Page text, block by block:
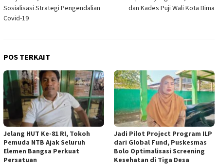
Sosialisasi Strategi Pengendalian
Covid-19
dan Kades Puji Wali Kota Bima
POS TERKAIT
Jelang HUT Ke-81 RI, Tokoh
Pemuda NTB Ajak Seluruh
Elemen Bangsa Perkuat
Persatuan
Jadi Pilot Project Program ILP
dari Global Fund, Puskesmas
Bolo Optimalisasi Screening
Kesehatan di Tiga Desa